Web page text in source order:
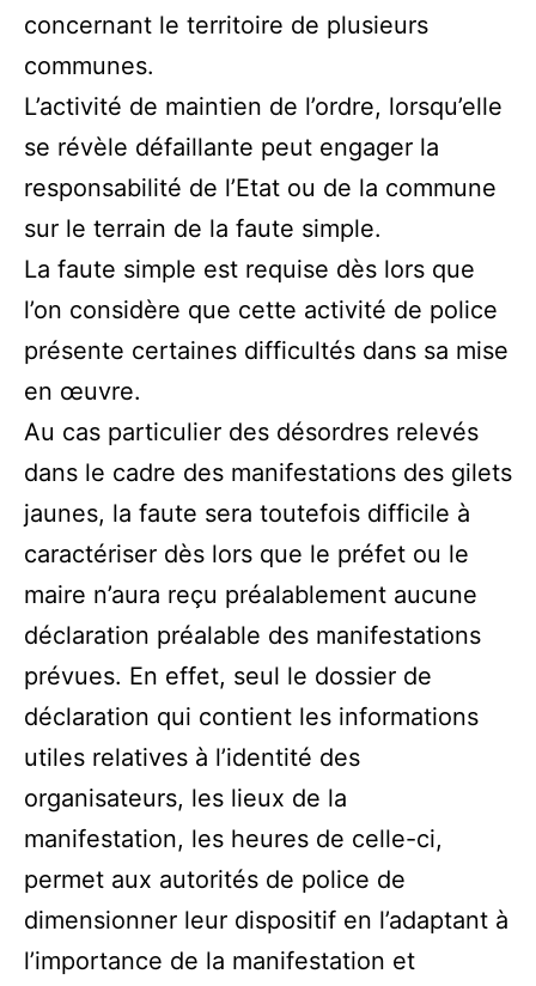
concernant le territoire de plusieurs
communes.
L’activité de maintien de l’ordre, lorsqu’elle
se révèle défaillante peut engager la
responsabilité de l’Etat ou de la commune
sur le terrain de la faute simple.
La faute simple est requise dès lors que
l’on considère que cette activité de police
présente certaines difficultés dans sa mise
en œuvre.
Au cas particulier des désordres relevés
dans le cadre des manifestations des gilets
jaunes, la faute sera toutefois difficile à
caractériser dès lors que le préfet ou le
maire n’aura reçu préalablement aucune
déclaration préalable des manifestations
prévues. En effet, seul le dossier de
déclaration qui contient les informations
utiles relatives à l’identité des
organisateurs, les lieux de la
manifestation, les heures de celle-ci,
permet aux autorités de police de
dimensionner leur dispositif en l’adaptant à
l’importance de la manifestation et